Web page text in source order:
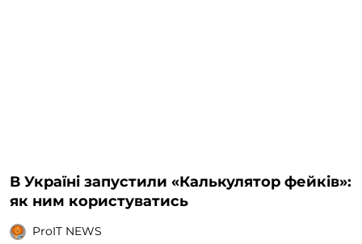
В Україні запустили «Калькулятор фейків»:
як ним користуватись
ProIT NEWS